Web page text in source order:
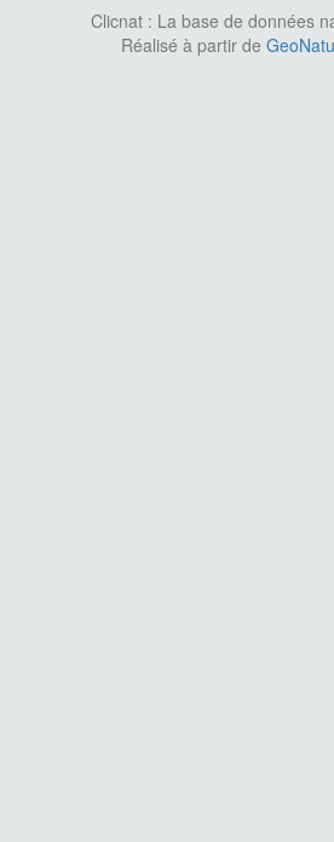
Clicnat : La base de données
Réalisé à partir de